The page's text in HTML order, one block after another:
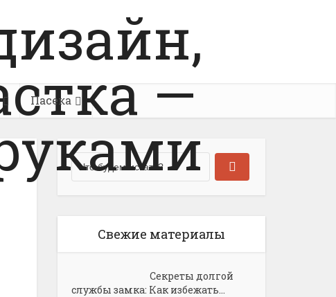
Пасека
Свежие материалы
Секреты долгой
службы замка: Как избежать...